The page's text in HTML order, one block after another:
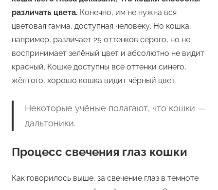
различать цвета. Конечно, им не нужна вся
цветовая гамма, доступная человеку. Но кошка,
например, различает 25 оттенков серого, но не
воспринимает зелёный цвет и абсолютно не видит
красный. Кошке доступны все оттенки синего,
жёлтого, хорошо кошка видит чёрный цвет.
Некоторые учёные полагают, что кошки —
дальтоники.
Процесс свечения глаз кошки
Как говорилось выше, за свечение глаз в темноте